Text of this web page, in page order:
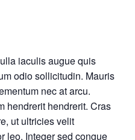
iaculis augue quis
odio sollicitudin. Mauris
nec at arcu.
hendrerit hendrerit. Cras
ut ultricies velit
leo. Integer sed congue